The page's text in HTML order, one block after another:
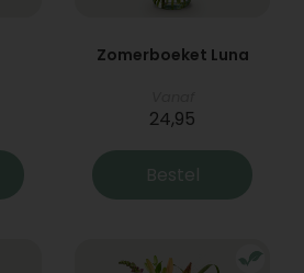
Zomerboeket Luna
24,95
Bestel